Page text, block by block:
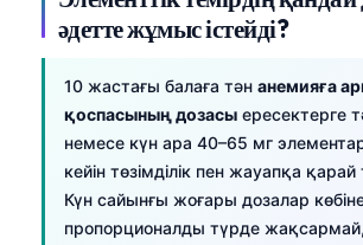
әдетте жұмыс істейді?
10 жастағы балаға тән анемияға
қоспасының дозасы ересектерге
немесе күн ара 40–65 мг
кейін төзімділік пен жауапқа қарай
Күн сайынғы жоғары дозалар көбіне
пропорционалды түрде